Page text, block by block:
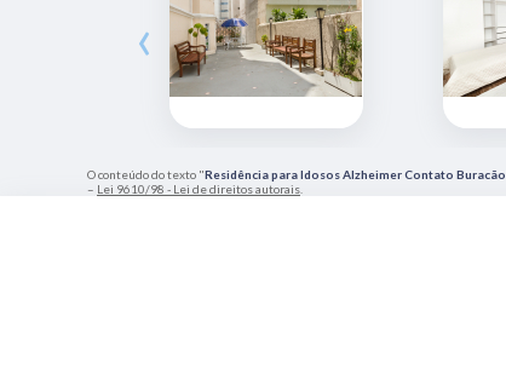
‹
O conteúdo do texto "Residência para Idosos Alzheimer Contato Buracão
– Lei 9610/98 - Lei de direitos autorais